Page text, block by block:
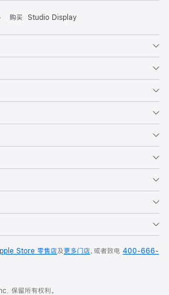
购买 Studio Display
Store 零售店及更多门店，或者致电 400-666-
留所有权利。